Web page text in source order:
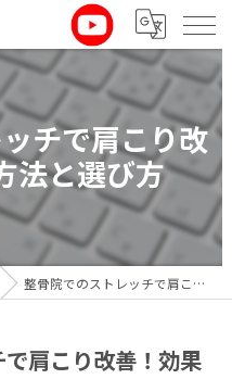
チで肩こり改
法と選び方
整骨院でのストレッチで肩こり改善！効果的な方法と選び方
肩こり改善！効果